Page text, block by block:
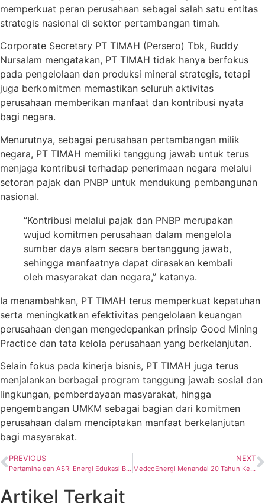
memperkuat peran perusahaan sebagai salah satu entitas
strategis nasional di sektor pertambangan timah.
Corporate Secretary PT TIMAH (Persero) Tbk, Ruddy
Nursalam mengatakan, PT TIMAH tidak hanya berfokus
pada pengelolaan dan produksi mineral strategis, tetapi
juga berkomitmen memastikan seluruh aktivitas
perusahaan memberikan manfaat dan kontribusi nyata
bagi negara.
Menurutnya, sebagai perusahaan pertambangan milik
negara, PT TIMAH memiliki tanggung jawab untuk terus
menjaga kontribusi terhadap penerimaan negara melalui
setoran pajak dan PNBP untuk mendukung pembangunan
nasional.
“Kontribusi melalui pajak dan PNBP merupakan
wujud komitmen perusahaan dalam mengelola
sumber daya alam secara bertanggung jawab,
sehingga manfaatnya dapat dirasakan kembali
oleh masyarakat dan negara,” katanya.
Ia menambahkan, PT TIMAH terus memperkuat kepatuhan
serta meningkatkan efektivitas pengelolaan keuangan
perusahaan dengan mengedepankan prinsip Good Mining
Practice dan tata kelola perusahaan yang berkelanjutan.
Selain fokus pada kinerja bisnis, PT TIMAH juga terus
menjalankan berbagai program tanggung jawab sosial dan
lingkungan, pemberdayaan masyarakat, hingga
pengembangan UMKM sebagai bagian dari komitmen
perusahaan dalam menciptakan manfaat berkelanjutan
bagi masyarakat.
PREVIOUS
Pertamina dan ASRI Energi Edukasi Bangun Kesadaran Transisi Energi kepada Pelajar Jakarta
NEXT
MedcoEnergi Menandai 20 Tahun Kehadiran di Oman, Tegaskan Komitmen Jangka Panjang terhadap Kemitraan
Artikel Terkait